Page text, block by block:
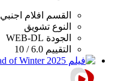
القسم
افلام اجنبي
النوع تشويق
الجودة WEB-DL
التقييم 6.0 / 10